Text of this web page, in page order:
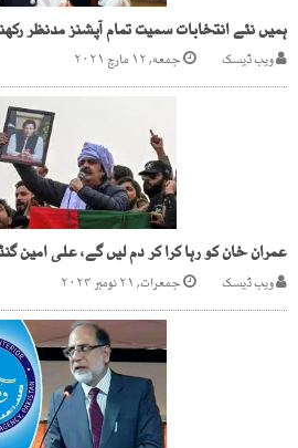
ہمیں نئے انتخابات سمیت تمام آپشنز مدنظر
ویب ڈیسک جمعه, ۱۲ مارچ ۲۰۲۱
عمران خان کو رہا کرا کر دم لیں گے، علی امین
ویب ڈیسک جمعرات, ۲۱ نومبر ۲۰۲۴